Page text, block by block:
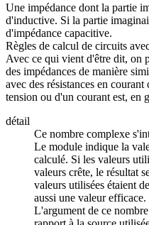
Une impédance dont la partie
d'inductive. Si la partie
d'impédance capacitive.
Règles de calcul de circuits
Avec ce qui vient d'être dit, on
des impédances de manière
avec des résistances en
tension ou d'un courant est, en
détail
Ce nombre complexe
Le module indique la
calculé. Si les valeurs
valeurs crête, le résultat
valeurs utilisées étaient
aussi une valeur efficace.
L'argument de ce